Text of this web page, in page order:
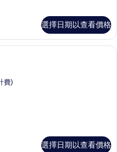
選擇日期以查看價格
免費迷你吧、客房內保險箱、書桌、隔
費)
選擇日期以查看價格